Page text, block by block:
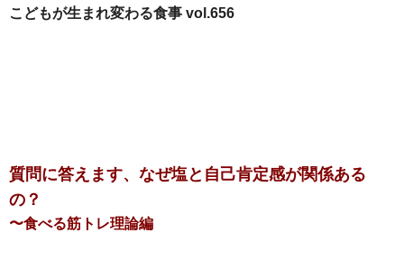
こどもが生まれ変わる食事 vol.656
質問に答えます、なぜ塩と自己肯定感が関係ある
の？
〜食べる筋トレ理論編